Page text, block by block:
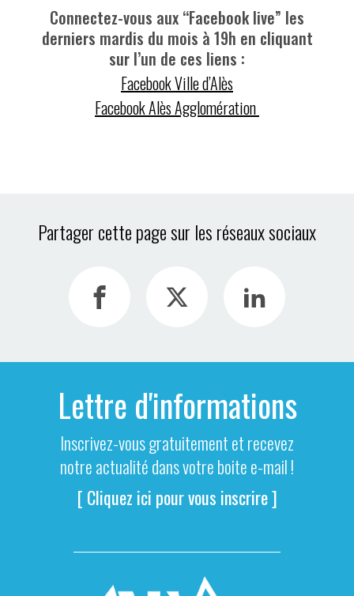
Connectez-vous aux “Facebook live” les
derniers mardis du mois à 19h en cliquant
sur l’un de ces liens :
Facebook Ville d’Alès
Facebook Alès Agglomération
Partager cette page sur les réseaux sociaux
Lettre d'informations
Inscrivez-vous gratuitement et recevez
notre actualité dans votre boite e-mail !
[ Cliquez ici pour vous inscrire ]